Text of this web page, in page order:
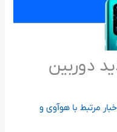
دوربین
مرتبط با هوآوی و